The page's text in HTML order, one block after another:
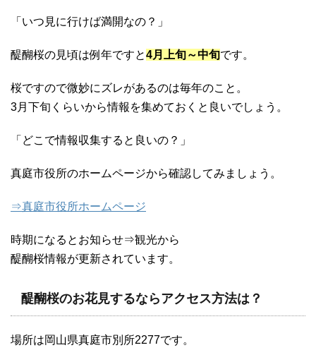
「いつ見に行けば満開なの？」
醍醐桜の見頃は例年ですと4月上旬～中旬です。
桜ですので微妙にズレがあるのは毎年のこと。
3月下旬くらいから情報を集めておくと良いでしょう。
「どこで情報収集すると良いの？」
真庭市役所のホームページから確認してみましょう。
⇒真庭市役所ホームページ
時期になるとお知らせ⇒観光から
醍醐桜情報が更新されています。
醍醐桜のお花見するならアクセス方法は？
場所は岡山県真庭市別所2277です。